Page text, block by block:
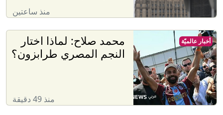
منذ ساعتين
محمد صلاح: لماذا اختار
النجم المصري طرابزون؟
منذ 49 دقيقة
أخبار عالميّة